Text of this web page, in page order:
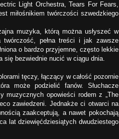
Light Orchestra, Tears For Fears,
miłośnikiem twórczości szwedzkiego
muzyka, którą można usłyszeć w
twórczość, pełna treści i jak zawsze
o bardzo przyjemne, często lekkie
się bezwiednie nucić w ciągu dnia.
tęczy, łączący w całość pozornie
może podzielić fanów. Słuchacze
muzycznych opowieści rodem z „The
zawiedzeni. Jednakże ci otwarci na
zaakceptują, a nawet pokochają
lat dziewięćdziesiątych dwudziestego